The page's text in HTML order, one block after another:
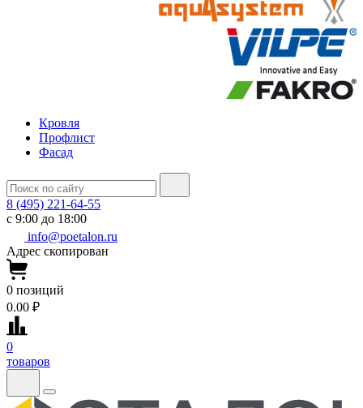
Кровля
Профлист
Фасад
8 (495) 221-64-55
с 9:00 до 18:00
info@poetalon.ru
Адрес скопирован
0 позиций
0.00 ₽
0
товаров